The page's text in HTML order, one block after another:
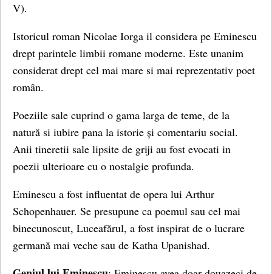
V).
Istoricul roman Nicolae Iorga il considera pe Eminescu
drept parintele limbii romane moderne. Este unanim
considerat drept cel mai mare si mai reprezentativ poet
român.
Poeziile sale cuprind o gama larga de teme, de la
natură si iubire pana la istorie și comentariu social.
Anii tineretii sale lipsite de griji au fost evocati in
poezii ulterioare cu o nostalgie profunda.
Eminescu a fost influentat de opera lui Arthur
Schopenhauer. Se presupune ca poemul sau cel mai
binecunoscut, Luceafărul, a fost inspirat de o lucrare
germană mai veche sau de Katha Upanishad.